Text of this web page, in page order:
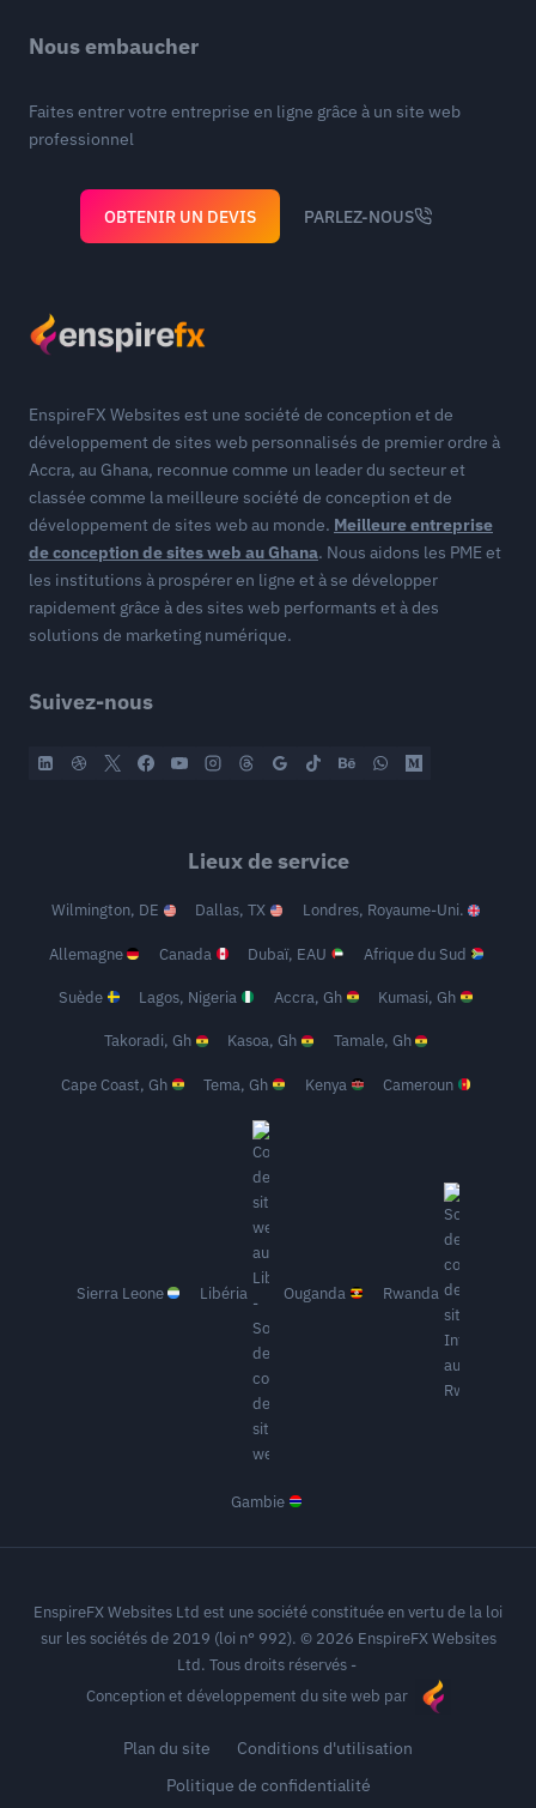
Nous embaucher
Faites entrer votre entreprise en ligne grâce à un site web
professionnel
OBTENIR UN DEVIS PARLEZ-NOUS
EnspireFX Websites est une société de conception et de
développement de sites web personnalisés de premier ordre à
Accra, au Ghana, reconnue comme un leader du secteur et
classée comme la meilleure société de conception et de
développement de sites web au monde. Meilleure entreprise
de conception de sites web au Ghana. Nous aidons les PME et
les institutions à prospérer en ligne et à se développer
rapidement grâce à des sites web performants et à des
solutions de marketing numérique.
Suivez-nous
Lieux de service
Wilmington, DE Dallas, TX Londres, Royaume-Uni.
Allemagne Canada Dubaï, EAU Afrique du Sud
Suède Lagos, Nigeria Accra, Gh Kumasi, Gh
Takoradi, Gh Kasoa, Gh Tamale, Gh
Cape Coast, Gh Tema, Gh Kenya Cameroun
Sierra Leone Libéria Ouganda Rwanda
Gambie
EnspireFX Websites Ltd est une société constituée en vertu de la loi
sur les sociétés de 2019 (loi n° 992). © 2026 EnspireFX Websites
Ltd. Tous droits réservés -
Conception et développement du site web par
Plan du site
Conditions d'utilisation
Politique de confidentialité